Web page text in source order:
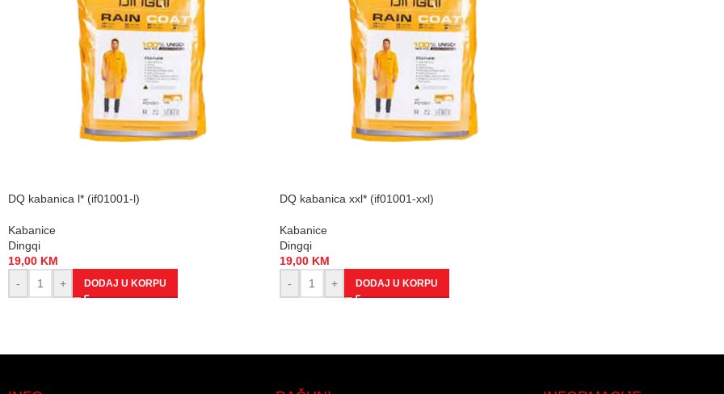
DQ kabanica l* (if01001-l)
Kabanice
Dingqi
19,00 KM
-
+ DODAJ U KORPU
DQ kabanica xxl* (if01001-xxl)
Kabanice
Dingqi
19,00 KM
-
+ DODAJ U KORPU